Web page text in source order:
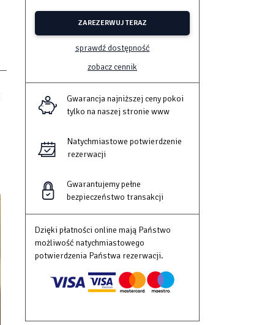
ZAREZERWUJ TERAZ
sprawdź dostępność
zobacz cennik
Gwarancja najniższej ceny pokoi
tylko na naszej stronie www
Natychmiastowe potwierdzenie
rezerwacji
Gwarantujemy pełne
bezpieczeństwo transakcji
Dzięki płatności online mają Państwo
możliwość natychmiastowego
potwierdzenia Państwa rezerwacji.